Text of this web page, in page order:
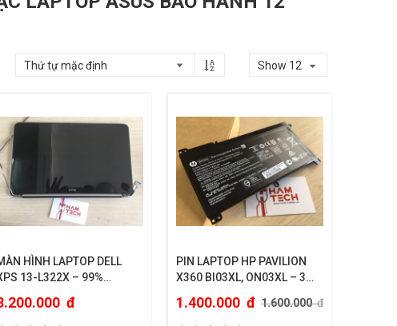
Show 12
HÌNH LAPTOP DELL
13-L322X – 99%
đ
PIN LAPTOP HP PAVILION
X360 BI03XL, ON03XL – 3
1.400.000 đ 1.600.000đ